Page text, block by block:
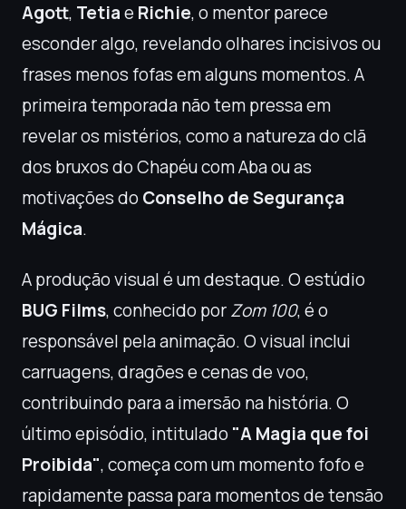
Agott, Tetiae Richie, o mentor parece
esconder algo, revelando olhares incisivos ou
frases menos fofas em alguns momentos. A
primeira temporada não tem pressa em
revelar os mistérios, como a natureza do clã
dos bruxos do Chapéu com Aba ou as
motivações doConselho de Segurança
Mágica.
A produção visual é um destaque. O estúdio
BUG Films, conhecido porZom 100, é o
responsável pela animação. O visual inclui
carruagens, dragões e cenas de voo,
contribuindo para a imersão na história. O
último episódio, intitulado"A Magia que foi
Proibida", começa com um momento fofo e
rapidamente passa para momentos de tensão